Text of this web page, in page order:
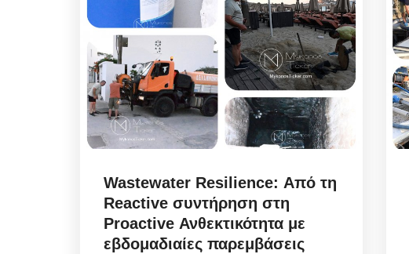
Wastewater Resilience: Από τη
Reactive συντήρηση στη
Proactive Ανθεκτικότητα με
εβδομαδιαίες παρεμβάσεις